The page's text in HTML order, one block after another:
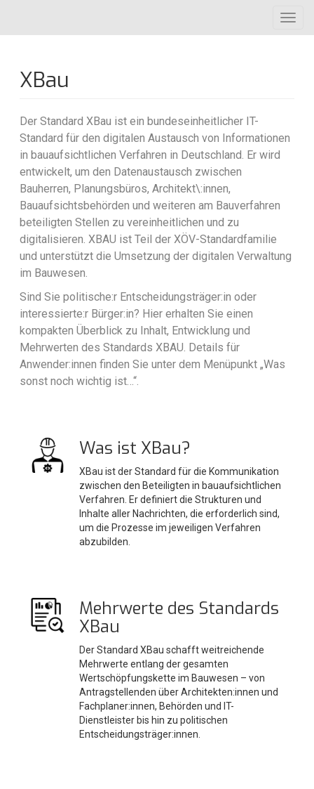
Inhalt
XBau
Der Standard XBau ist ein bundeseinheitlicher IT-
Standard für den digitalen Austausch von Informationen
in bauaufsichtlichen Verfahren in Deutschland. Er wird
entwickelt, um den Datenaustausch zwischen
Bauherren, Planungsbüros, Architekt\:innen,
Bauaufsichtsbehörden und weiteren am Bauverfahren
beteiligten Stellen zu vereinheitlichen und zu
digitalisieren. XBAU ist Teil der XÖV-Standardfamilie
und unterstützt die Umsetzung der digitalen Verwaltung
im Bauwesen.
Sind Sie politische:r Entscheidungsträger:in oder
interessierte:r Bürger:in? Hier erhalten Sie einen
kompakten Überblick zu Inhalt, Entwicklung und
Mehrwerten des Standards XBAU. Details für
Anwender:innen finden Sie unter dem Menüpunkt „Was
sonst noch wichtig ist…“.
Was ist XBau?
XBau ist der Standard für die Kommunikation
zwischen den Beteiligten in bauaufsichtlichen
Verfahren. Er definiert die Strukturen und
Inhalte aller Nachrichten, die erforderlich sind,
um die Prozesse im jeweiligen Verfahren
abzubilden.
Mehrwerte des Standards
XBau
Der Standard XBau schafft weitreichende
Mehrwerte entlang der gesamten
Wertschöpfungskette im Bauwesen – von
Antragstellenden über Architekten:innen und
Fachplaner:innen, Behörden und IT-
Dienstleister bis hin zu politischen
Entscheidungsträger:innen.